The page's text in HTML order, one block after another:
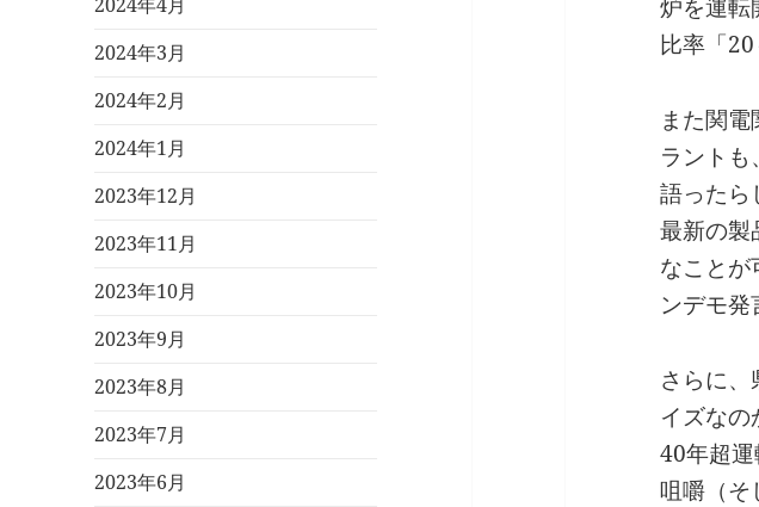
2024年3月
2024年2月
2024年1月
2023年12月
2023年11月
2023年10月
2023年9月
2023年8月
2023年7月
2023年6月
炉を運転
比率「20
また関
ラント
語ったら
最新の製
なことが
ンデモ発
さらに
イズな
40年超
咀嚼（そ